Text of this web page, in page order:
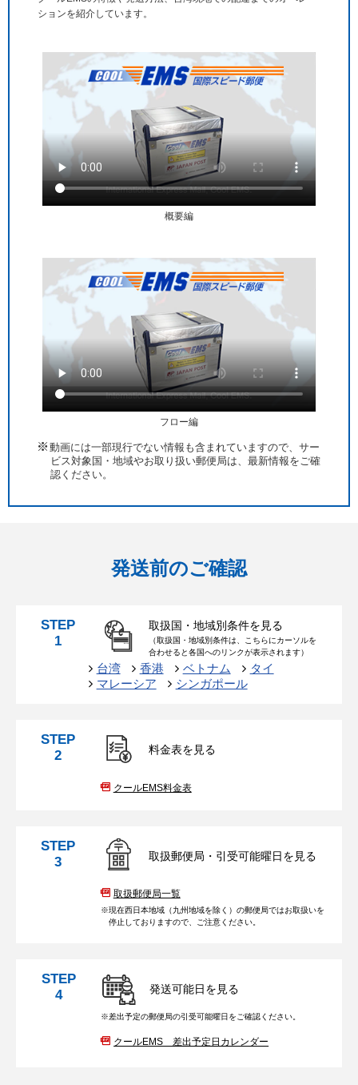
ションを紹介しています。
概要編
フロー編
動画には一部現行でない情報も含まれていますので、サー
ビス対象国・地域やお取り扱い郵便局は、最新情報をご確
認ください。
発送前のご確認
STEP
1
取扱国・地域別条件を見る
（取扱国・地域別条件は、こちらにカーソルを
合わせると各国へのリンクが表示されます）
台湾 香港 ベトナム
タイ
マレーシア
シンガポール
STEP
2
料金表を見る
クールEMS料金表
STEP
3
取扱郵便局・引受可能曜日を見る
取扱郵便局一覧
現在西日本地域（九州地域を除く）の郵便局ではお取扱いを
停止しておりますので、ご注意ください。
STEP
4
発送可能日を見る
差出予定の郵便局の引受可能曜日をご確認ください。
クールEMS 差出予定日カレンダー